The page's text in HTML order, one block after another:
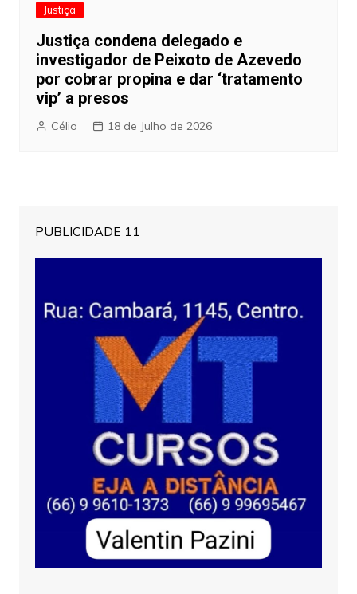
Justiça
Justiça condena delegado e
investigador de Peixoto de Azevedo
por cobrar propina e dar ‘tratamento
vip’ a presos
Célio 18 de Julho de 2026
PUBLICIDADE 11